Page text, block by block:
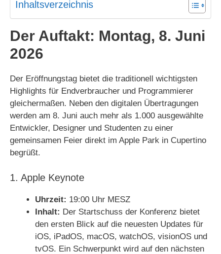
Inhaltsverzeichnis
Der Auftakt: Montag, 8. Juni
2026
Der Eröffnungstag bietet die traditionell wichtigsten
Highlights für Endverbraucher und Programmierer
gleichermaßen. Neben den digitalen Übertragungen
werden am 8. Juni auch mehr als 1.000 ausgewählte
Entwickler, Designer und Studenten zu einer
gemeinsamen Feier direkt im Apple Park in Cupertino
begrüßt.
1. Apple Keynote
Uhrzeit: 19:00 Uhr MESZ
Inhalt: Der Startschuss der Konferenz bietet
den ersten Blick auf die neuesten Updates für
iOS, iPadOS, macOS, watchOS, visionOS und
tvOS. Ein Schwerpunkt wird auf den nächsten